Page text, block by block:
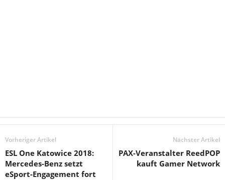
Vorheriger Artikel
ESL One Katowice 2018:
Mercedes-Benz setzt
eSport-Engagement fort
Nächster Artikel
PAX-Veranstalter ReedPOP
kauft Gamer Network